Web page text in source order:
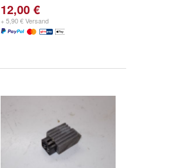
12,00 €
+ 5,90 € Versand